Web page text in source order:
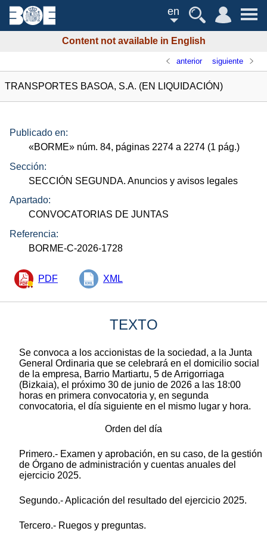
en
Content not available in English
anterior siguiente
TRANSPORTES BASOA, S.A. (EN LIQUIDACIÓN)
Publicado en:
«BORME» núm. 84, páginas 2274 a 2274 (1 pág.)
Sección:
SECCIÓN SEGUNDA. Anuncios y avisos legales
Apartado:
CONVOCATORIAS DE JUNTAS
Referencia:
BORME-C-2026-1728
PDF XML
TEXTO
Se convoca a los accionistas de la sociedad, a la Junta
General Ordinaria que se celebrará en el domicilio social
de la empresa, Barrio Martiartu, 5 de Arrigorriaga
(Bizkaia), el próximo 30 de junio de 2026 a las 18:00
horas en primera convocatoria y, en segunda
convocatoria, el día siguiente en el mismo lugar y hora.
Orden del día
Primero.- Examen y aprobación, en su caso, de la gestión
de Órgano de administración y cuentas anuales del
ejercicio 2025.
Segundo.- Aplicación del resultado del ejercicio 2025.
Tercero.- Ruegos y preguntas.